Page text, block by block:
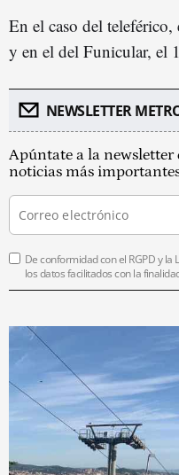
En el caso del
y en el del Funicular, el
NEWSLETTER
Apúntate a la
noticias más
De conformidad con el RGPD y la
los datos facilitados con la